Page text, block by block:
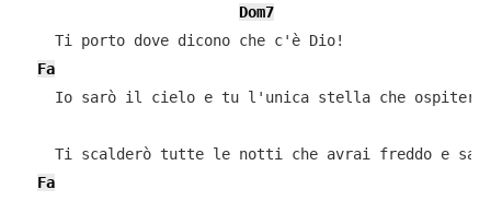
Dom7
    Ti porto dove dicono che c'è Dio!
Fa
Io sarò il cielo e tu l'unica stella che ospiterò
Ti scalderò tutte le notti che avrai freddo e sai
Fa